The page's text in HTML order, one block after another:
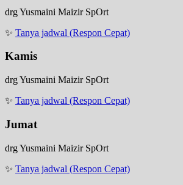
drg Yusmaini Maizir SpOrt
✨ Tanya jadwal (Respon Cepat)
Kamis
drg Yusmaini Maizir SpOrt
✨ Tanya jadwal (Respon Cepat)
Jumat
drg Yusmaini Maizir SpOrt
✨ Tanya jadwal (Respon Cepat)